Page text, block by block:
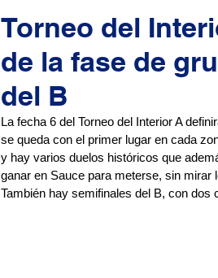
Torneo del
de la fase de
del B
La fecha 6 del Torneo del Interior A
se queda con el primer lugar en cada
y hay varios duelos históricos que
ganar en Sauce para meterse, sin mirar
También hay semifinales del B, con dos